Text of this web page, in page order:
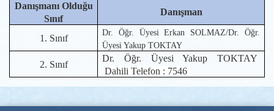
Danışmanı Olduğu
Sınıf
Danışman
1. Sınıf
Dr. Öğr. Üyesi Erkan SOLMAZ/Dr. Öğr.
Üyesi Yakup TOKTAY
2. Sınıf
Dr. Öğr. Üyesi Yakup TOKTAY
Dahili Telefon : 7546